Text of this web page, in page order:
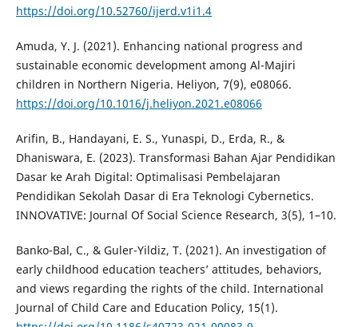
https://doi.org/10.52760/ijerd.v1i1.4
Amuda, Y. J. (2021). Enhancing national progress and
sustainable economic development among Al-Majiri
children in Northern Nigeria. Heliyon, 7(9), e08066.
https://doi.org/10.1016/j.heliyon.2021.e08066
Arifin, B., Handayani, E. S., Yunaspi, D., Erda, R., &
Dhaniswara, E. (2023). Transformasi Bahan Ajar Pendidikan
Dasar ke Arah Digital: Optimalisasi Pembelajaran
Pendidikan Sekolah Dasar di Era Teknologi Cybernetics.
INNOVATIVE: Journal Of Social Science Research, 3(5), 1–10.
Banko-Bal, C., & Guler-Yildiz, T. (2021). An investigation of
early childhood education teachers’ attitudes, behaviors,
and views regarding the rights of the child. International
Journal of Child Care and Education Policy, 15(1).